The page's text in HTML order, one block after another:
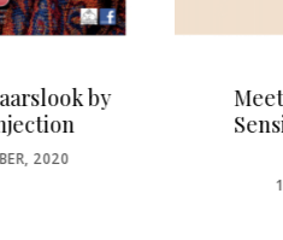
Meet the
Sensilis &